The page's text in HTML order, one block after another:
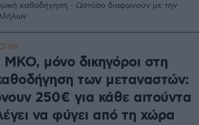
καθοδήγηση - Ωστόσο διαφωνούν με την
ΜΚΟ, μόνο δικηγόροι στη
των μεταναστών:
250€ για κάθε αιτούντα
να φύγει από τη χώρα
238